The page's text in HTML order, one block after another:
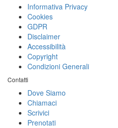
Informativa Privacy
Cookies
GDPR
Disclaimer
Accessibilità
Copyright
Condizioni Generali
Contatti
Dove Siamo
Chiamaci
Scrivici
Prenotati